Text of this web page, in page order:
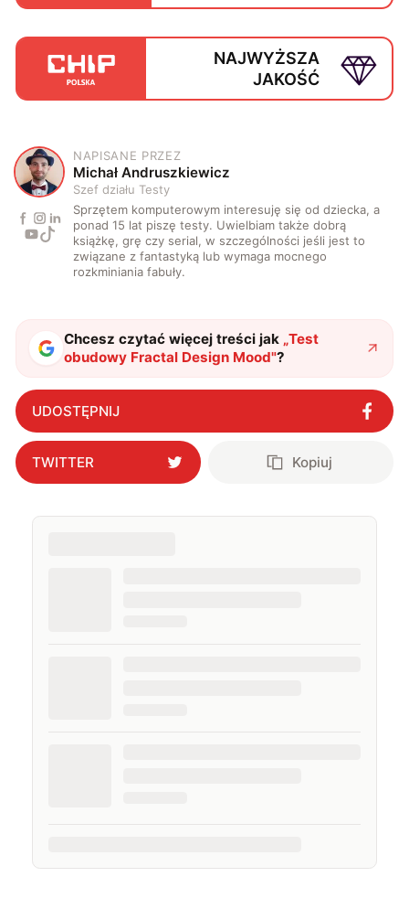
NAJWYŻSZA
JAKOŚĆ
M
NAPISANE PRZEZ
Michał Andruszkiewicz
Szef działu Testy
Sprzętem komputerowym interesuję się od dziecka, a
ponad 15 lat piszę testy. Uwielbiam także dobrą
książkę, grę czy serial, w szczególności jeśli jest to
związane z fantastyką lub wymaga mocnego
rozkminiania fabuły.
Chcesz czytać więcej treści jak „Test
obudowy Fractal Design Mood"?
UDOSTĘPNIJ
TWITTER Kopiuj